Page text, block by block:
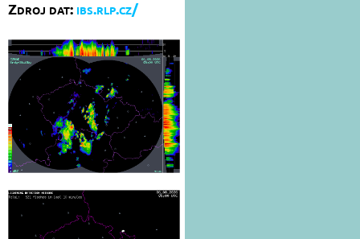
Zdroj dat: ibs.rlp.cz/